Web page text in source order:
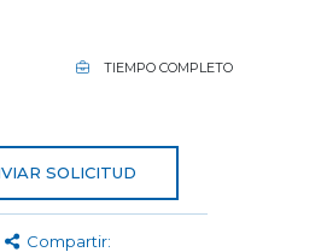
TIEMPO COMPLETO
SOLICITUD
Compartir: